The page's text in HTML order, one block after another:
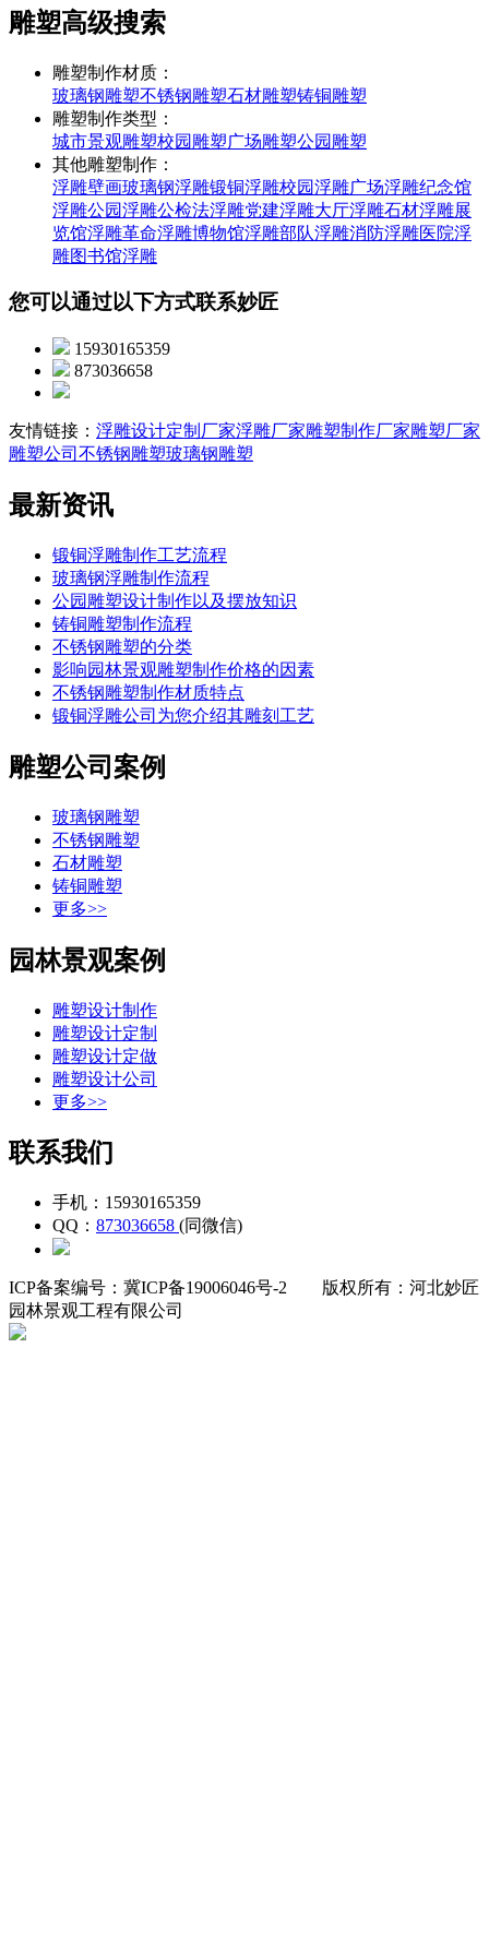
雕塑高级搜索
雕塑制作材质：
玻璃钢雕塑不锈钢雕塑石材雕塑铸铜雕塑
雕塑制作类型：
城市景观雕塑校园雕塑广场雕塑公园雕塑
其他雕塑制作：
浮雕壁画玻璃钢浮雕锻铜浮雕校园浮雕广场浮雕纪念馆
浮雕公园浮雕公检法浮雕党建浮雕大厅浮雕石材浮雕展
览馆浮雕革命浮雕博物馆浮雕部队浮雕消防浮雕医院浮
雕图书馆浮雕
您可以通过以下方式联系妙匠
15930165359
873036658
友情链接： 浮雕设计定制厂家浮雕厂家雕塑制作厂家雕塑厂家
雕塑公司 不锈钢雕塑玻璃钢雕塑
最新资讯
锻铜浮雕制作工艺流程
玻璃钢浮雕制作流程
公园雕塑设计制作以及摆放知识
铸铜雕塑制作流程
不锈钢雕塑的分类
影响园林景观雕塑制作价格的因素
不锈钢雕塑制作材质特点
锻铜浮雕公司为您介绍其雕刻工艺
雕塑公司案例
玻璃钢雕塑
不锈钢雕塑
石材雕塑
铸铜雕塑
更多>>
园林景观案例
雕塑设计制作
雕塑设计定制
雕塑设计定做
雕塑设计公司
更多>>
联系我们
手机：15930165359
QQ： 873036658 (同微信)
ICP备案编号：冀ICP备19006046号-2
版权所有：河北妙匠
园林景观工程有限公司